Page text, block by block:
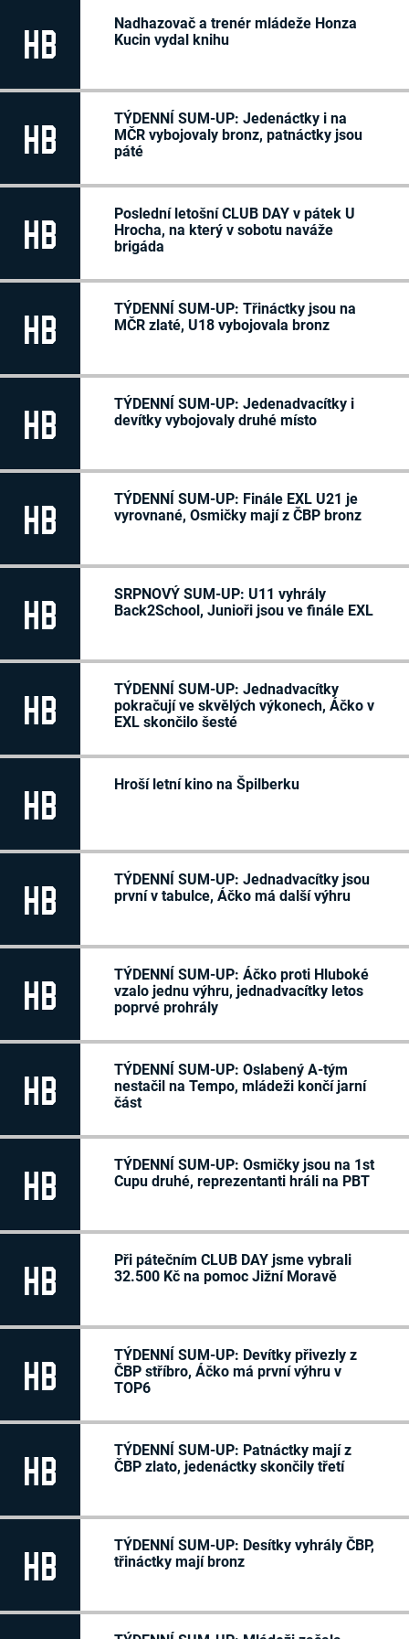
Daniel Kerum
28
P/L
Kryštof Král
Damián Kratochvíl
Albert Martínek
42
-/-
4
Jaroslav Sochor
30
-/-
Michal Švihálek
17
-/-
Petros Tipoas
HB
Nadhazovač a trenér mládeže Honza
Kucin vydal knihu
HB
TÝDENNÍ SUM-UP: Jedenáctky i na
MČR vybojovaly bronz, patnáctky jsou
páté
HB
Poslední letošní CLUB DAY v pátek U
Hrocha, na který v sobotu naváže
brigáda
HB
TÝDENNÍ SUM-UP: Třináctky jsou na
MČR zlaté, U18 vybojovala bronz
HB
TÝDENNÍ SUM-UP: Jedenadvacítky i
devítky vybojovaly druhé místo
HB
TÝDENNÍ SUM-UP: Finále EXL U21 je
vyrovnané, Osmičky mají z ČBP bronz
HB
SRPNOVÝ SUM-UP: U11 vyhrály
Back2School, Junioři jsou ve finále EXL
HB
TÝDENNÍ SUM-UP: Jednadvacítky
pokračují ve skvělých výkonech, Áčko v
EXL skončilo šesté
HB Hroší letní kino na Špilberku
HB
TÝDENNÍ SUM-UP: Jednadvacítky jsou
první v tabulce, Áčko má další výhru
HB
TÝDENNÍ SUM-UP: Áčko proti Hluboké
vzalo jednu výhru, jednadvacítky letos
poprvé prohrály
HB
TÝDENNÍ SUM-UP: Oslabený A-tým
nestačil na Tempo, mládeži končí jarní
část
HB
TÝDENNÍ SUM-UP: Osmičky jsou na 1st
Cupu druhé, reprezentanti hráli na PBT
HB
Při pátečním CLUB DAY jsme vybrali
32.500 Kč na pomoc Jižní Moravě
HB
TÝDENNÍ SUM-UP: Devítky přivezly z
ČBP stříbro, Áčko má první výhru v
TOP6
HB
TÝDENNÍ SUM-UP: Patnáctky mají z
ČBP zlato, jedenáctky skončily třetí
HB
TÝDENNÍ SUM-UP: Desítky vyhrály ČBP,
třináctky mají bronz